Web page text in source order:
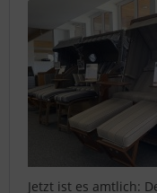
Jetzt ist es amtlich: